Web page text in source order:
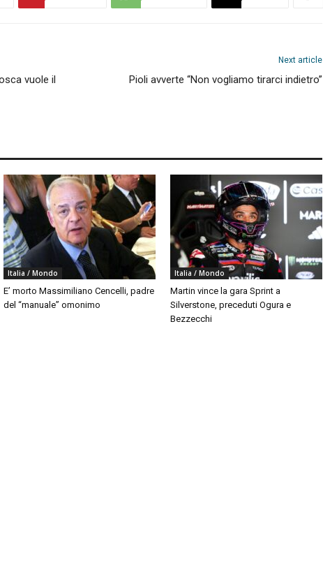
vuole il
Next article
Pioli avverte “Non vogliamo tirarci indietro”
Italia / Mondo
E’ morto Massimiliano Cencelli, padre
del “manuale” omonimo
Italia / Mondo
Martin vince la gara Sprint a
Silverstone, preceduti Ogura e
Bezzecchi